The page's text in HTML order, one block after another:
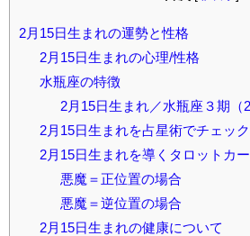
2月15日生まれの運勢と性格
2月15日生まれの心理/性格
水瓶座の特徴
2月15日生まれ／水瓶座３期（
2月15日生まれを占星術でチェック
2月15日生まれを導くタロットカ
悪魔＝正位置の場合
悪魔＝逆位置の場合
2月15日生まれの健康について